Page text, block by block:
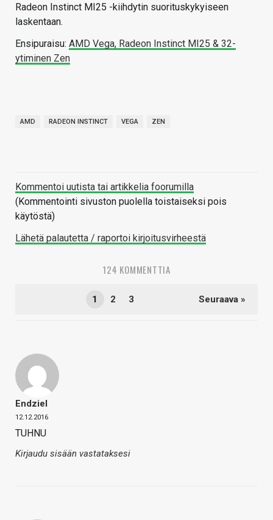
Radeon Instinct MI25 -kiihdytin suorituskykyiseen
laskentaan.
Ensipuraisu: AMD Vega, Radeon Instinct MI25 & 32-
ytiminen Zen
AMD RADEON INSTINCT VEGA ZEN
Kommentoi uutista tai artikkelia foorumilla
(Kommentointi sivuston puolella toistaiseksi pois
käytöstä)
Lähetä palautetta / raportoi kirjoitusvirheestä
124 KOMMENTTIA
1 2 3 Seuraava »
Endziel
12.12.2016
TUHNU
Kirjaudu sisään vastataksesi